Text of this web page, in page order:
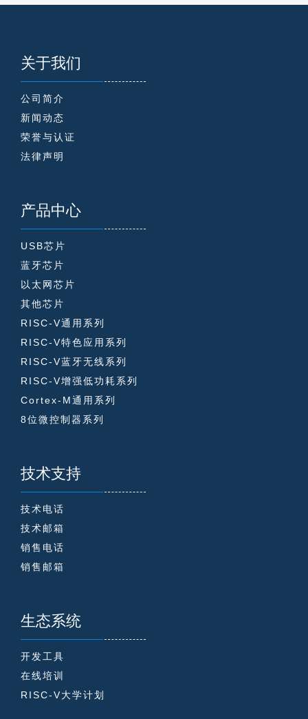
关于我们
公司简介
新闻动态
荣誉与认证
法律声明
产品中心
USB芯片
蓝牙芯片
以太网芯片
其他芯片
RISC-V通用系列
RISC-V特色应用系列
RISC-V蓝牙无线系列
RISC-V增强低功耗系列
Cortex-M通用系列
8位微控制器系列
技术支持
技术电话
技术邮箱
销售电话
销售邮箱
生态系统
开发工具
在线培训
RISC-V大学计划